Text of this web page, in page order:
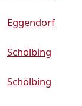
Eggendorf
Schölbing
Schölbing